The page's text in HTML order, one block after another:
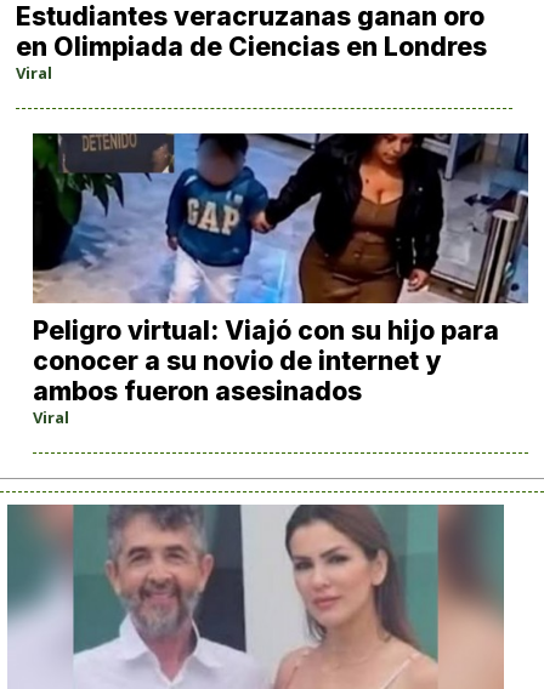
Estudiantes veracruzanas ganan oro
en Olimpiada de Ciencias en Londres
Viral
Peligro virtual: Viajó con su hijo para
conocer a su novio de internet y
ambos fueron asesinados
Viral